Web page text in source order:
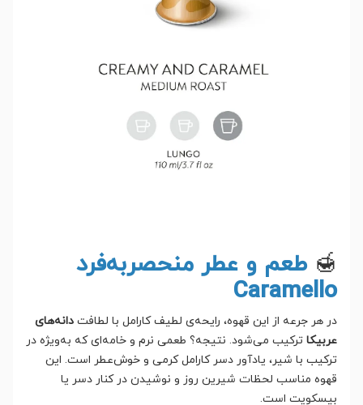
🍯طعم و عطر منحصربه‌فرد
Caramello
در هر جرعه از این قهوه، رایحه‌ی لطیف کارامل با لطافت دانه‌های
عربیکا ترکیب می‌شود. نتیجه؟ طعمی نرم و خامه‌ای که به‌ویژه در
ترکیب با شیر، یادآور دسر کارامل کرمی و خوش‌عطر است. این
قهوه مناسب لحظات شیرین روز و نوشیدن در کنار دسر یا
بیسکویت است.